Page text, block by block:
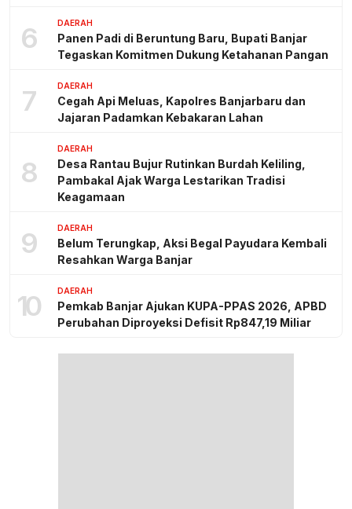
6 DAERAH
Panen Padi di Beruntung Baru, Bupati Banjar
Tegaskan Komitmen Dukung Ketahanan Pangan
7 DAERAH
Cegah Api Meluas, Kapolres Banjarbaru dan
Jajaran Padamkan Kebakaran Lahan
8
DAERAH
Desa Rantau Bujur Rutinkan Burdah Keliling,
Pambakal Ajak Warga Lestarikan Tradisi
Keagamaan
9 DAERAH
Belum Terungkap, Aksi Begal Payudara Kembali
Resahkan Warga Banjar
10 DAERAH
Pemkab Banjar Ajukan KUPA-PPAS 2026, APBD
Perubahan Diproyeksi Defisit Rp847,19 Miliar